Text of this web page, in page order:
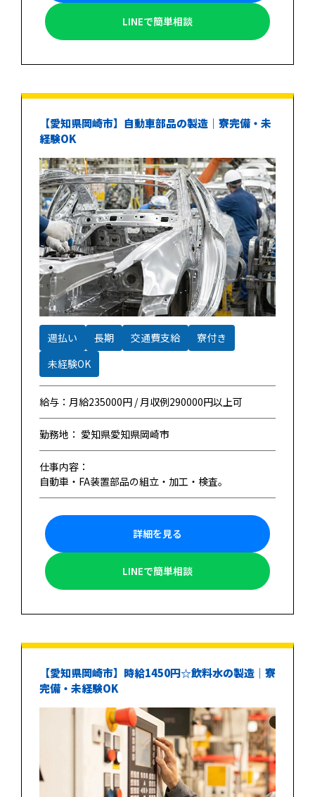
LINEで簡単相談
【愛知県岡崎市】自動車部品の製造｜寮完備・未
経験OK
週払い 長期 交通費支給
寮付き
未経験OK
給与：月給235000円 / 月収例290000円以上可
勤務地： 愛知県愛知県岡崎市
仕事内容：
自動車・FA装置部品の組立・加工・検査。
詳細を見る
LINEで簡単相談
【愛知県岡崎市】時給1450円☆飲料水の製造｜寮
完備・未経験OK